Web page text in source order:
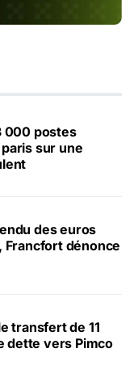
000 postes
sur une
des euros
Francfort dénonce
transfert de 11
dette vers Pimco